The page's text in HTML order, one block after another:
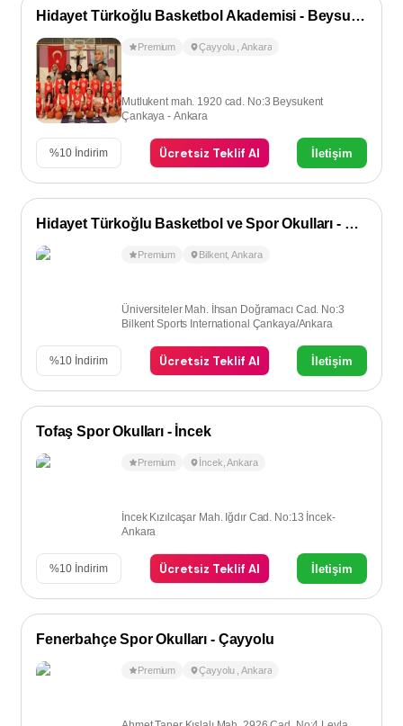
Hidayet Türkoğlu Basketbol Akademisi - Beysukent/Çayyolu
Premium Çayyolu ,Ankara
Mutlukent mah. 1920 cad. No:3 Beysukent
Çankaya - Ankara
%10 İndirim Ücretsiz Teklif Al İletişim
Hidayet Türkoğlu Basketbol ve Spor Okulları - Bilkent
Premium Bilkent,Ankara
Üniversiteler Mah. İhsan Doğramacı Cad. No:3
Bilkent Sports International Çankaya/Ankara
%10 İndirim Ücretsiz Teklif Al İletişim
Tofaş Spor Okulları - İncek
Premium İncek ,Ankara
İncek Kızılcaşar Mah. Iğdır Cad. No:13 İncek-
Ankara
%10 İndirim Ücretsiz Teklif Al İletişim
Fenerbahçe Spor Okulları - Çayyolu
Premium Çayyolu ,Ankara